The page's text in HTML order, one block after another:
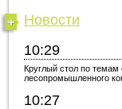
Новости
10:29
Круглый стол по темам
лесопромышленного
10:27